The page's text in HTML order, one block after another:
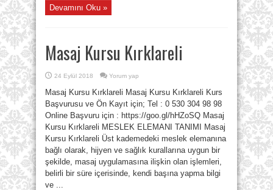
Devamını Oku »
Masaj Kursu Kırklareli
24 Eylül 2018 Yorum yap
Masaj Kursu Kırklareli Masaj Kursu Kırklareli Kurs
Başvurusu ve Ön Kayıt için; Tel : 0 530 304 98 98
Online Başvuru için : https://goo.gl/hHZoSQ Masaj
Kursu Kırklareli MESLEK ELEMANI TANIMI Masaj
Kursu Kırklareli Üst kademedeki meslek elemanına
bağlı olarak, hijyen ve sağlık kurallarına uygun bir
şekilde, masaj uygulamasına ilişkin olan işlemleri,
belirli bir süre içerisinde, kendi başına yapma bilgi
ve ...